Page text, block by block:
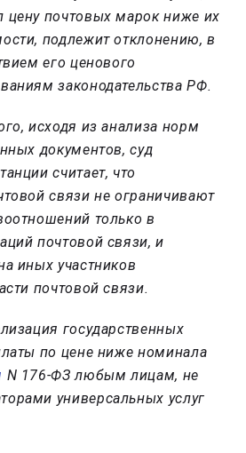
цену почтовых марок ниже их
подлежит отклонению, в
его ценового
законодательства РФ.
исходя из анализа норм
документов, суд
считает, что
связи не ограничивают
только в
почтовой связи, и
иных участников
почтовой связи.
государственных
по цене ниже номинала
N 176-ФЗ любым лицам, не
универсальных услуг